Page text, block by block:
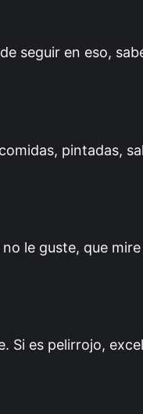
seguir en eso,
pintadas,
le guste, que
Si es pelirrojo,